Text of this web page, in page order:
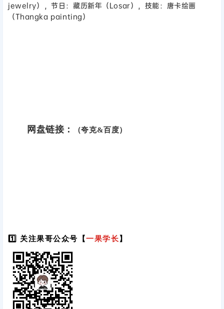
jewelry），节日：藏历新年（Losar），技能：唐卡绘画
（Thangka painting）
网盘链接： （夸克&百度）
1️⃣ 关注果哥公众号【一果学长】